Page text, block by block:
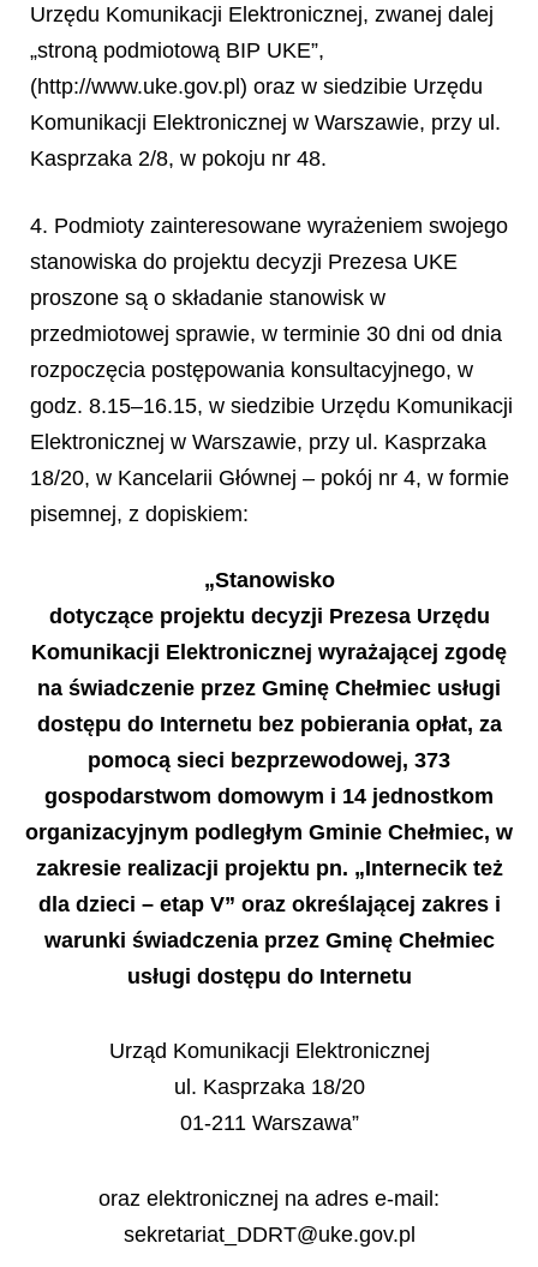
Urzędu Komunikacji Elektronicznej, zwanej dalej
„stroną podmiotową BIP UKE”,
(http://www.uke.gov.pl) oraz w siedzibie Urzędu
Komunikacji Elektronicznej w Warszawie, przy ul.
Kasprzaka 2/8, w pokoju nr 48.
4. Podmioty zainteresowane wyrażeniem swojego
stanowiska do projektu decyzji Prezesa UKE
proszone są o składanie stanowisk w
przedmiotowej sprawie, w terminie 30 dni od dnia
rozpoczęcia postępowania konsultacyjnego, w
godz. 8.15–16.15, w siedzibie Urzędu Komunikacji
Elektronicznej w Warszawie, przy ul. Kasprzaka
18/20, w Kancelarii Głównej – pokój nr 4, w formie
pisemnej, z dopiskiem:
„Stanowisko
dotyczące projektu decyzji Prezesa Urzędu
Komunikacji Elektronicznej wyrażającej zgodę
na świadczenie przez Gminę Chełmiec usługi
dostępu do Internetu bez pobierania opłat, za
pomocą sieci bezprzewodowej, 373
gospodarstwom domowym i 14 jednostkom
organizacyjnym podległym Gminie Chełmiec, w
zakresie realizacji projektu pn. „Internecik też
dla dzieci – etap V” oraz określającej zakres i
warunki świadczenia przez Gminę Chełmiec
usługi dostępu do Internetu
Urząd Komunikacji Elektronicznej
ul. Kasprzaka 18/20
01-211 Warszawa”
oraz elektronicznej na adres e-mail:
sekretariat_DDRT@uke.gov.pl